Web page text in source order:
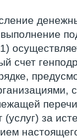
счет
за